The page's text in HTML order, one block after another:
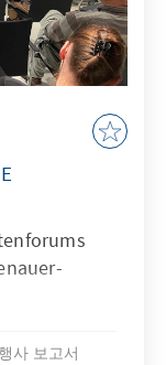
행사 보고서